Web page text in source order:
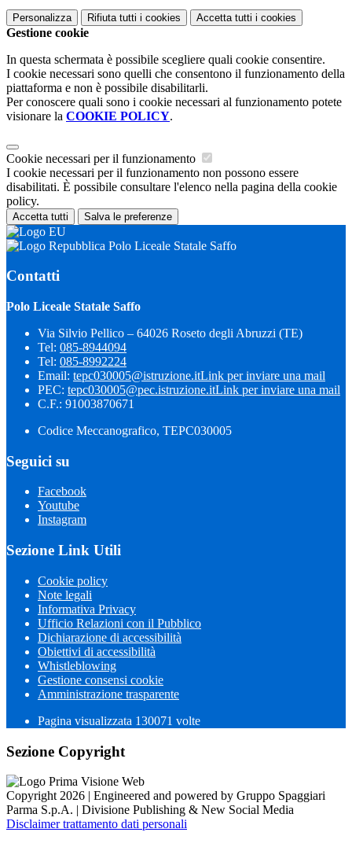
Personalizza Rifiuta tutti i cookies Accetta tutti i cookies
Gestione cookie
In questa schermata è possibile scegliere quali cookie consentire.
I cookie necessari sono quelli che consentono il funzionamento della
piattaforma e non è possibile disabilitarli.
Per conoscere quali sono i cookie necessari al funzionamento potete
visionare la COOKIE POLICY.
Cookie necessari per il funzionamento
I cookie necessari per il funzionamento non possono essere
disabilitati. È possibile consultare l'elenco nella pagina della cookie
policy.
Accetta tutti Salva le preferenze
Polo Liceale Statale Saffo
Contatti
Polo Liceale Statale Saffo
Via Silvio Pellico – 64026 Roseto degli Abruzzi (TE)
Tel: 085-8944094
Tel: 085-8992224
Email: tepc030005@istruzione.itLink per inviare una mail
PEC: tepc030005@pec.istruzione.itLink per inviare una mail
C.F.: 91003870671
Codice Meccanografico, TEPC030005
Seguici su
Facebook
Youtube
Instagram
Sezione Link Utili
Cookie policy
Note legali
Informativa Privacy
Ufficio Relazioni con il Pubblico
Dichiarazione di accessibilità
Obiettivi di accessibilità
Whistleblowing
Gestione consensi cookie
Amministrazione trasparente
Pagina visualizzata 130071 volte
Sezione Copyright
Copyright 2026 | Engineered and powered by Gruppo Spaggiari
Parma S.p.A. | Divisione Publishing & New Social Media
Disclaimer trattamento dati personali